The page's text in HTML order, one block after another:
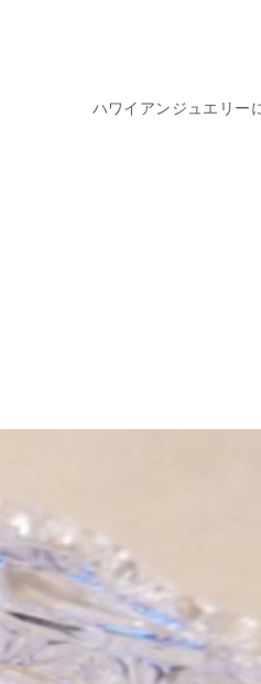
ハワイアンジュエリー